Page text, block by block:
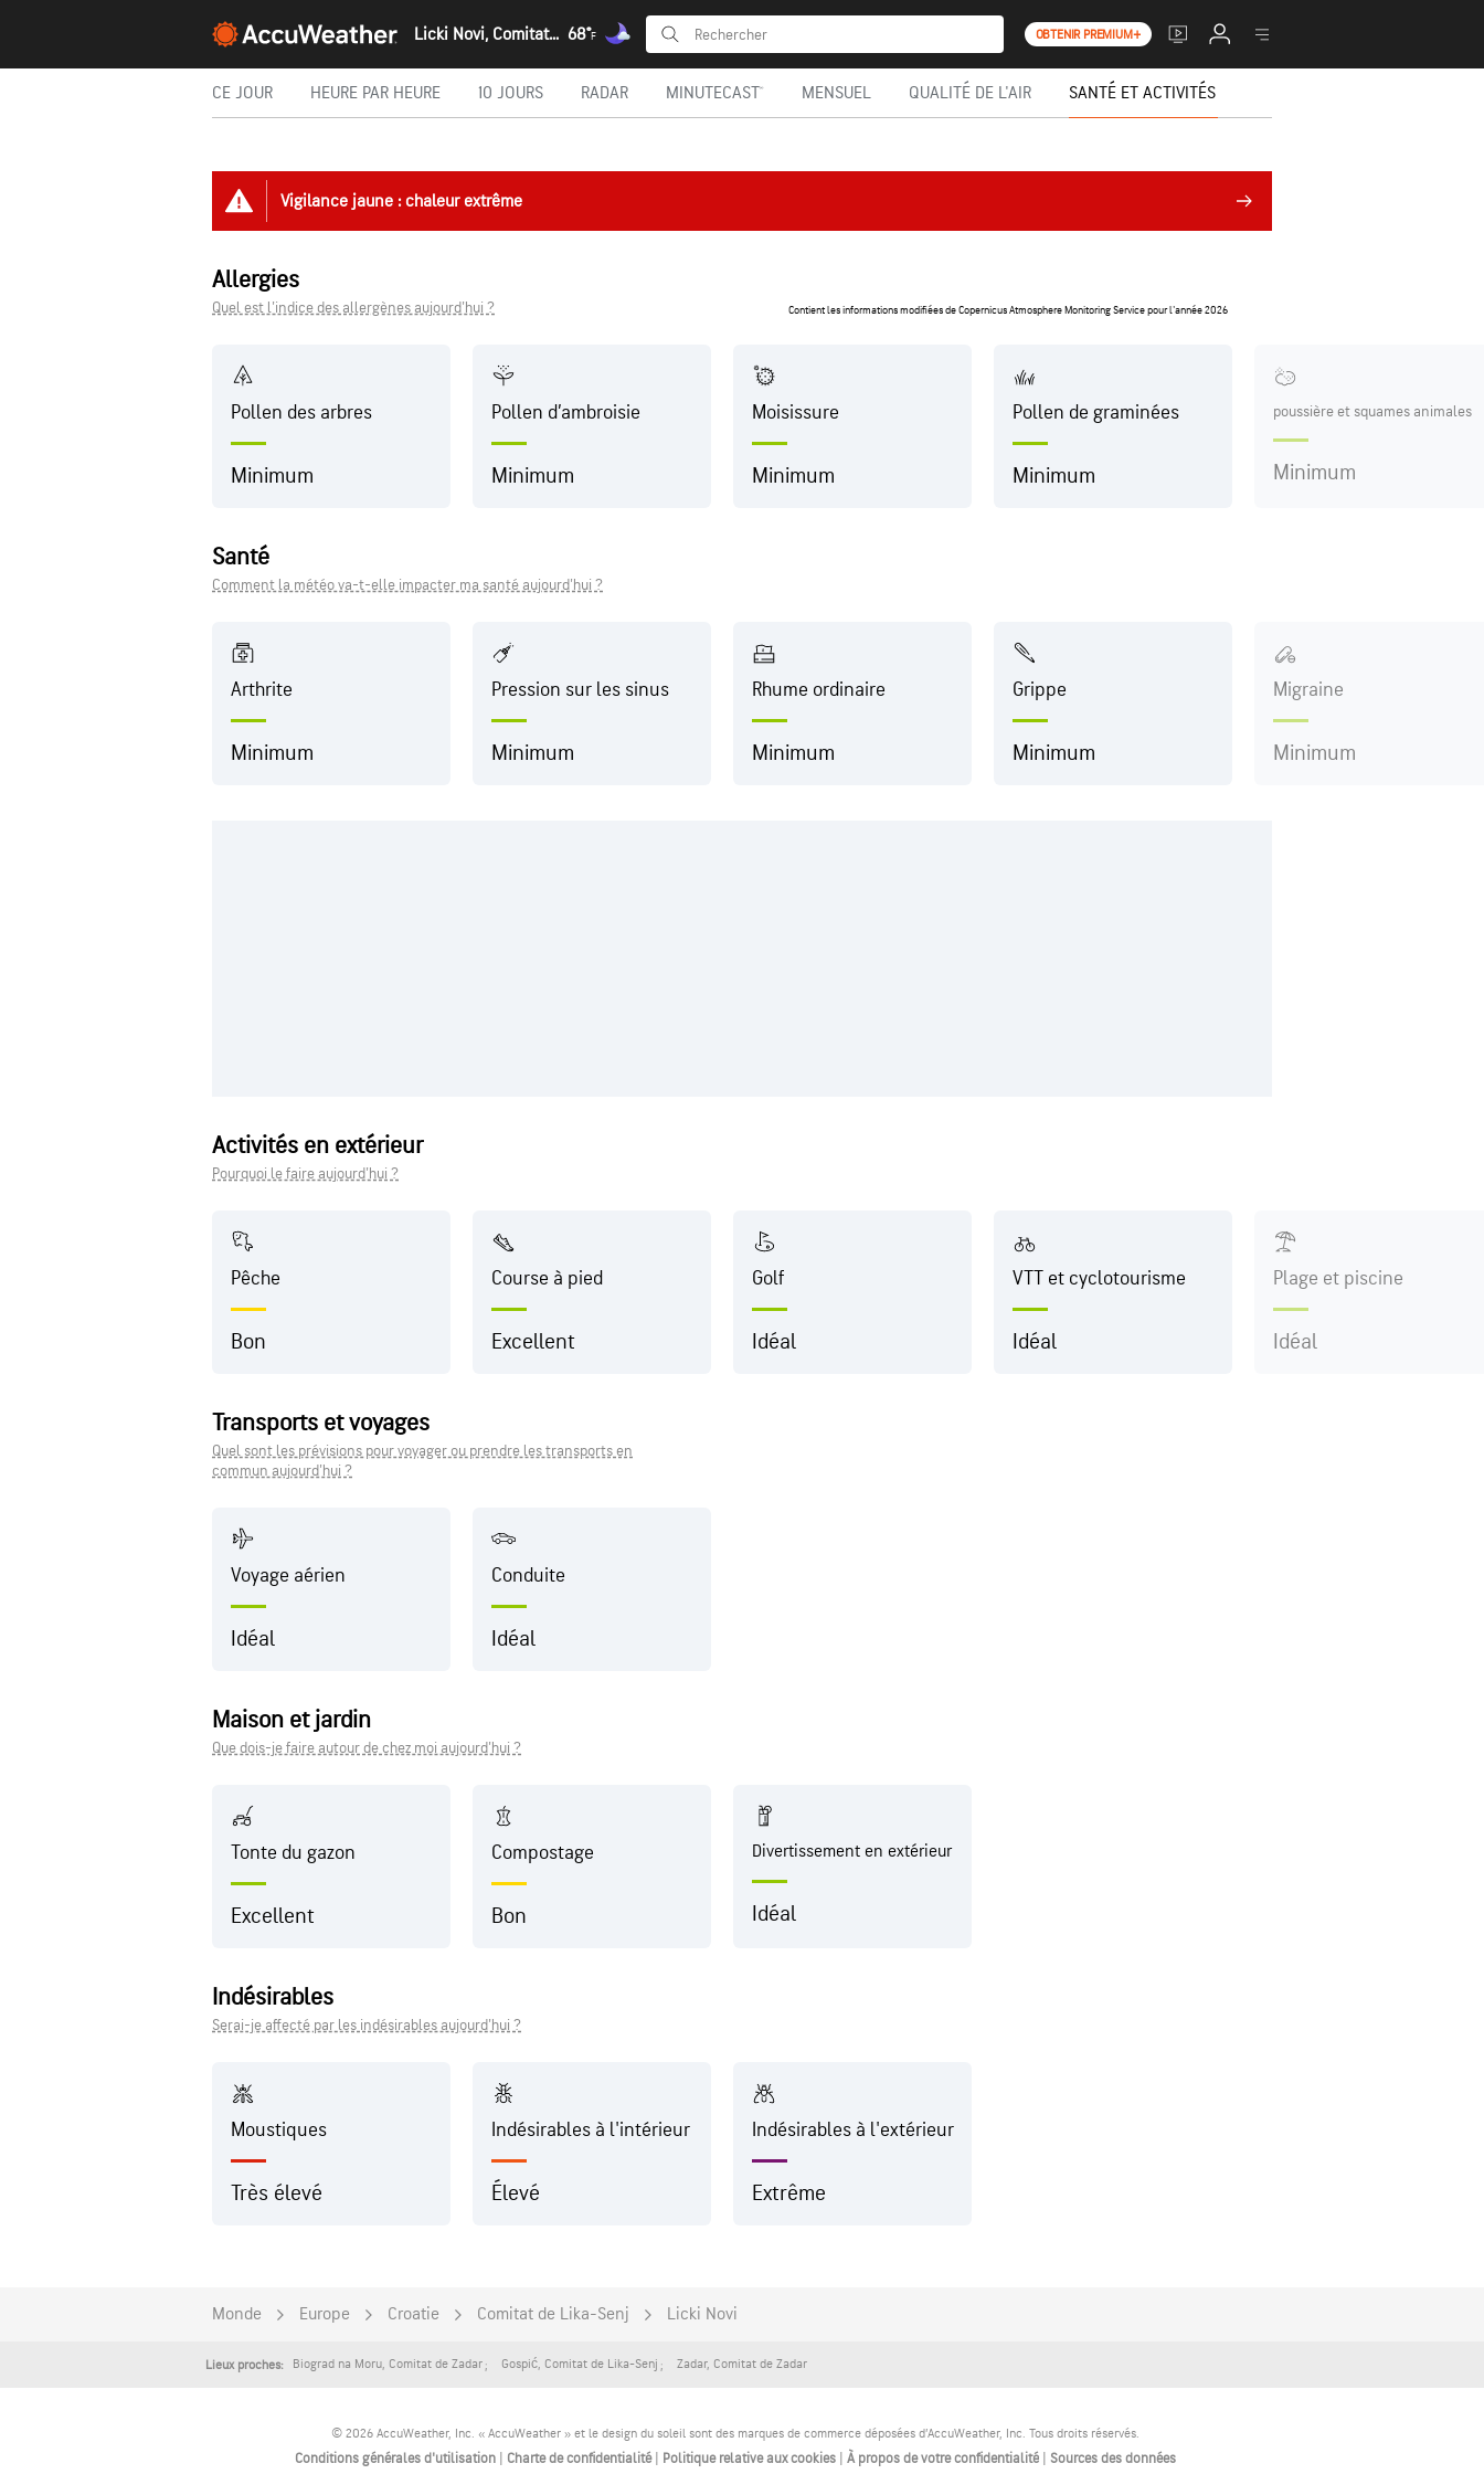
Licki Novi, Comitat de Lika-Senj 68°F OBTENIR PREMIUM+
CE JOUR HEURE PAR HEURE 10 JOURS RADAR MINUTECAST® MENSUEL QUALITÉ DE L'AIR SANTÉ ET ACTIVITÉS
Vigilance jaune : chaleur extrême
Allergies
Quel est l'indice des allergènes aujourd'hui ? Contient les informations modifiées de Copernicus Atmosphere Monitoring Service pour l'année 2026
Pollen des arbres
Minimum
Pollen d’ambroisie
Minimum
Moisissure
Minimum
Pollen de graminées
Minimum
poussière et squames animales
Minimum
Santé
Comment la météo va-t-elle impacter ma santé aujourd'hui ?
Arthrite
Minimum
Pression sur les sinus
Minimum
Rhume ordinaire
Minimum
Grippe
Minimum
Migraine
Minimum
Activités en extérieur
Pourquoi le faire aujourd'hui ?
Pêche
Bon
Course à pied
Excellent
Golf
Idéal
VTT et cyclotourisme
Idéal
Plage et piscine
Idéal
Transports et voyages
Quel sont les prévisions pour voyager ou prendre les transports en
commun aujourd'hui ?
Voyage aérien
Idéal
Conduite
Idéal
Maison et jardin
Que dois-je faire autour de chez moi aujourd'hui ?
Tonte du gazon
Excellent
Compostage
Bon
Divertissement en extérieur
Idéal
Indésirables
Serai-je affecté par les indésirables aujourd'hui ?
Moustiques
Très élevé
Indésirables à l'intérieur
Élevé
Indésirables à l'extérieur
Extrême
Monde Europe Croatie Comitat de Lika-Senj Licki Novi
Lieux proches: Biograd na Moru, Comitat de Zadar Gospić, Comitat de Lika-Senj Zadar, Comitat de Zadar
© 2026 AccuWeather, Inc. « AccuWeather » et le design du soleil sont des marques de commerce déposées d’AccuWeather, Inc. Tous droits réservés.
Conditions générales d'utilisation Charte de confidentialité Politique relative aux cookies À propos de votre confidentialité Sources des données